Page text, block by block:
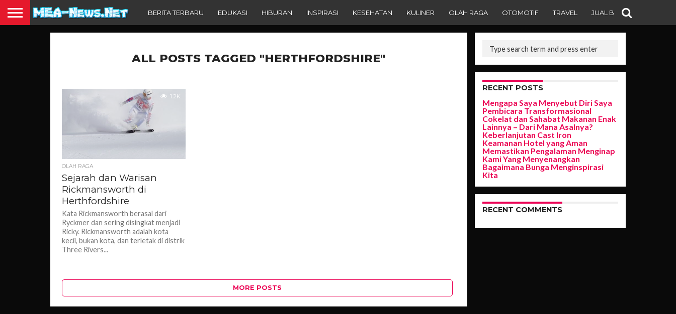
BERITA TERBARU EDUKASI HIBURAN INSPIRASI KESEHATAN KULINER OLAH RAGA OTOMOTIF TRAVEL JUAL BELI
ALL POSTS TAGGED "HERTHFORDSHIRE"
1.2K
OLAH RAGA
Sejarah dan Warisan
Rickmansworth di
Herthfordshire
Kata Rickmansworth berasal dari
Ryckmer dan sering disingkat menjadi
Ricky. Rickmansworth adalah kota
kecil, bukan kota, dan terletak di distrik
Three Rivers...
MORE POSTS
RECENT POSTS
Mengapa Saya Menyebut Diri Saya
Pembicara Transformasional
Cokelat dan Sahabat Makanan Enak
Lainnya – Dari Mana Asalnya?
Keberlanjutan Cast Iron
Keamanan Hotel yang Aman
Memastikan Pengalaman Menginap
Kami Yang Menyenangkan
Bagaimana Bunga Menginspirasi
Kita
RECENT COMMENTS